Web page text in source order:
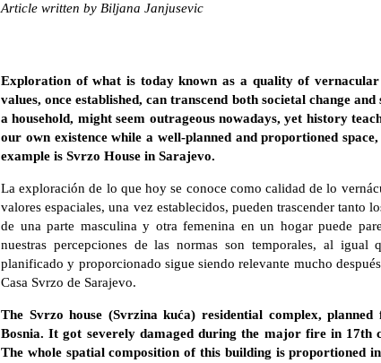
Article written by Biljana Janjusevic
Exploration of what is today known as a quality of
values, once established, can transcend both societal change
a household, might seem outrageous nowadays, yet history
our own existence while a well-planned and proportioned
example is Svrzo House in Sarajevo.
La exploración de lo que hoy se conoce como calidad de lo
valores espaciales, una vez establecidos, pueden trascender tanto
de una parte masculina y otra femenina en un hogar puede
nuestras percepciones de las normas son temporales, al
planificado y proporcionado sigue siendo relevante mucho
Casa Svrzo de Sarajevo.
The Svrzo house (Svrzina kuća) residential complex,
Bosnia. It got severely damaged during the major fire in 17th
The whole spatial composition of this building is proportioned